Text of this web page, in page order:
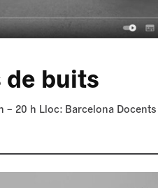
de buits
– 20 h Lloc: Barcelona